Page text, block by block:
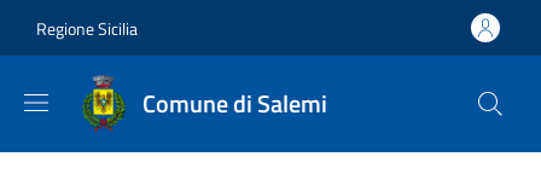
Regione Sicilia
Comune di Salemi